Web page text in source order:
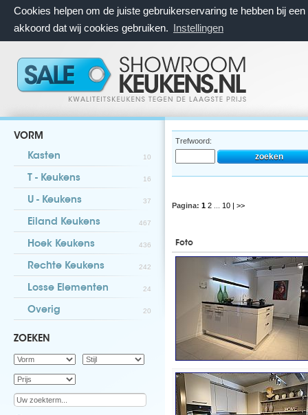
Cookies helpen om de juiste gebruikerservaring te hebben bij
akkoord dat wij cookies gebruiken. Instellingen
VORM
Kasten 10
T - Keukens 16
U - Keukens 37
Eiland Keukens 467
Hoek Keukens 436
Rechte Keukens 242
Losse Elementen 24
Overig 20
ZOEKEN
Trefwoord:
Pagina: 1 2 10 | >>
Foto